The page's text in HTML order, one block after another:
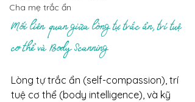
Cha mẹ trắc ẩn
Mối liên quan giữa lòng tự trắc ẩn, trí tuệ
cơ thể và Body Scanning
Lòng tự trắc ẩn (self-compassion), trí
tuệ cơ thể (body intelligence), và kỹ